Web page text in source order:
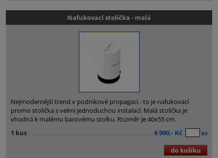
Nafukovací stolička - malá
Nejmodernější trend v podnikové propagaci - to je nafukovací
promo stolička s velmi jednoduchou instalací. Malá stolička je
vhodná k malému barovému stolku. Rozměr je 40x55 cm.
1 kus
6 990,- Kč ks
do košíku